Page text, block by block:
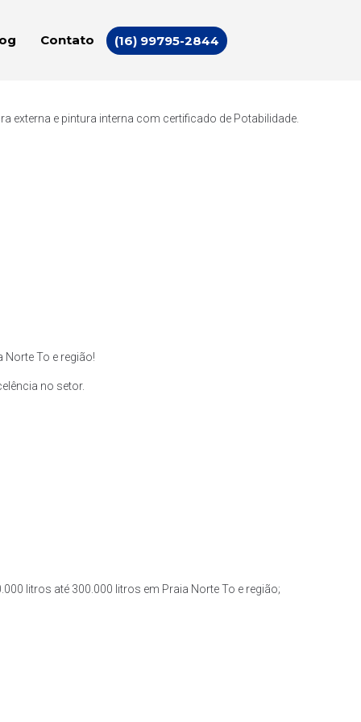
Contato (16) 99795-2844
e pintura interna com certificado de Potabilidade.
To e região!
no setor.
litros até 300.000 litros em Praia Norte To e região;